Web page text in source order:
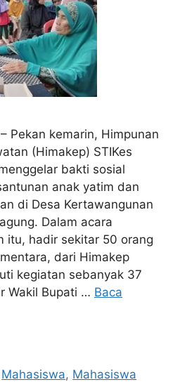
Pekan kemarin, Himpunan
(Himakep) STIKes
bakti sosial
anak yatim dan
di Desa Kertawangunan
Dalam acara
itu, hadir sekitar 50 orang
dari Himakep
kegiatan sebanyak 37
Wakil Bupati … Baca
Mahasiswa, Mahasiswa